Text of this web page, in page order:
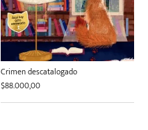
Crimen descatalogado
$88.000,00